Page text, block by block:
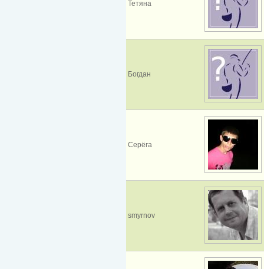
Тетяна
Богдан
Серёга
smyrnov